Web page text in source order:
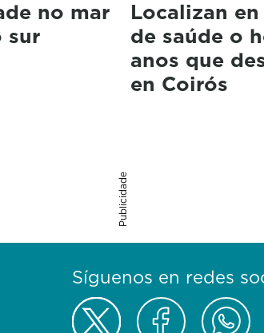
no mar
sur
Localizan
de saúde o
anos que
en Coirós
Publicidade
Síguenos en redes